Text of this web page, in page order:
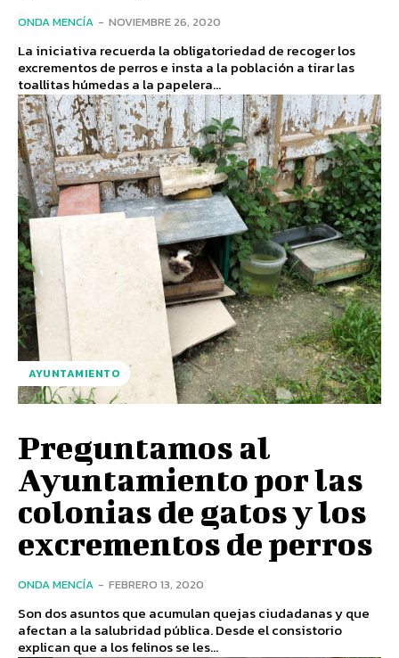
ONDA MENCÍA - NOVIEMBRE 26, 2020
La iniciativa recuerda la obligatoriedad de recoger los
excrementos de perros e insta a la población a tirar las
toallitas húmedas a la papelera...
AYUNTAMIENTO
Preguntamos al
Ayuntamiento por las
colonias de gatos y los
excrementos de perros
ONDA MENCÍA - FEBRERO 13, 2020
Son dos asuntos que acumulan quejas ciudadanas y que
afectan a la salubridad pública. Desde el consistorio
explican que a los felinos se les...